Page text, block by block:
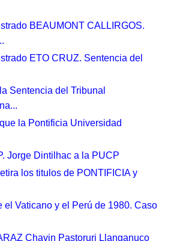
BEAUMONT CALLIRGOS.
ETO CRUZ. Sentencia del
Sentencia del Tribunal
la Pontificia Universidad
Jorge Dintilhac a la PUCP
los titulos de PONTIFICIA y
el Vaticano y el Perú de 1980. Caso
Chavin Pastoruri Llanganuco